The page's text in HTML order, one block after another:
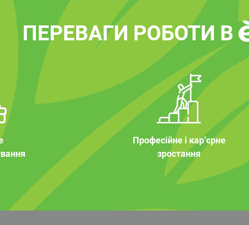
ПЕРЕВАГИ РОБОТИ В
Професійне і кар’єрне
зростання